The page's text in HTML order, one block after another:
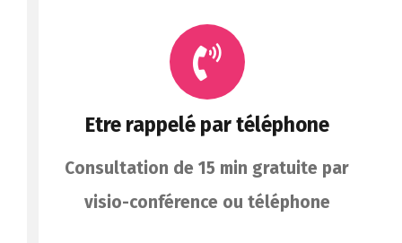
Etre rappelé par téléphone
Consultation de 15 min gratuite par
visio-conférence ou téléphone